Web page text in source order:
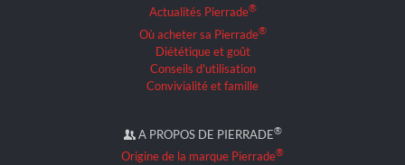
Actualités Pierrade®
Où acheter sa Pierrade®
Diététique et goût
Conseils d'utilisation
Convivialité et famille
A PROPOS DE PIERRADE®
Origine de la marque Pierrade®